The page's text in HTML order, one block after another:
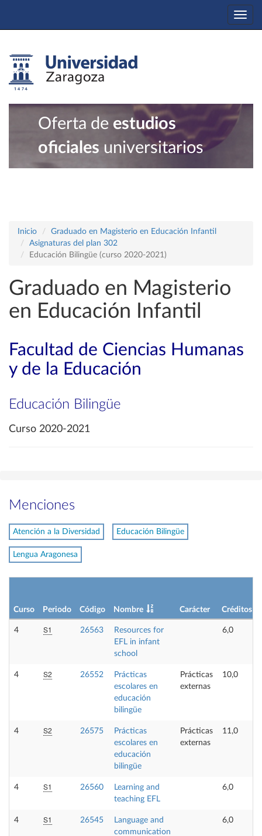
Oferta de estudios
oficiales universitarios
Inicio
Graduado en Magisterio en Educación Infantil
Asignaturas del plan 302
Educación Bilingüe (curso 2020-2021)
Graduado en Magisterio
en Educación Infantil
Facultad de Ciencias Humanas
y de la Educación
Educación Bilingüe
Curso 2020-2021
Menciones
Atención a la Diversidad Educación Bilingüe
Lengua Aragonesa
Curso Periodo Código Nombre Carácter Créditos
4 S1 26563
Resources for
EFL in infant
school
6,0
4 S2 26552
Prácticas
escolares en
educación
bilingüe
Prácticas
externas
10,0
4 S2 26575
Prácticas
escolares en
educación
bilingüe
Prácticas
externas
11,0
4 S1 26560
Learning and
teaching EFL
6,0
4 S1 26545
Language and
communication
6,0